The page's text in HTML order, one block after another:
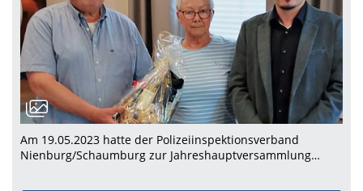
Am 19.05.2023 hatte der Polizeiinspektionsverband
Nienburg/Schaumburg zur Jahreshauptversammlung…